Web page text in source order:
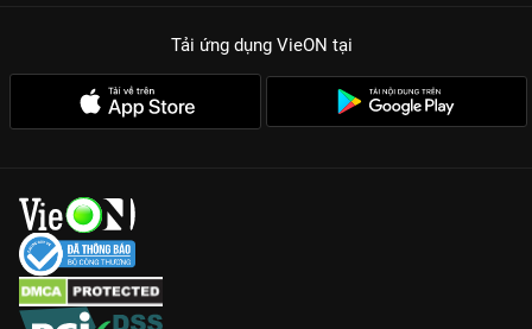
Tải ứng dụng VieON tại